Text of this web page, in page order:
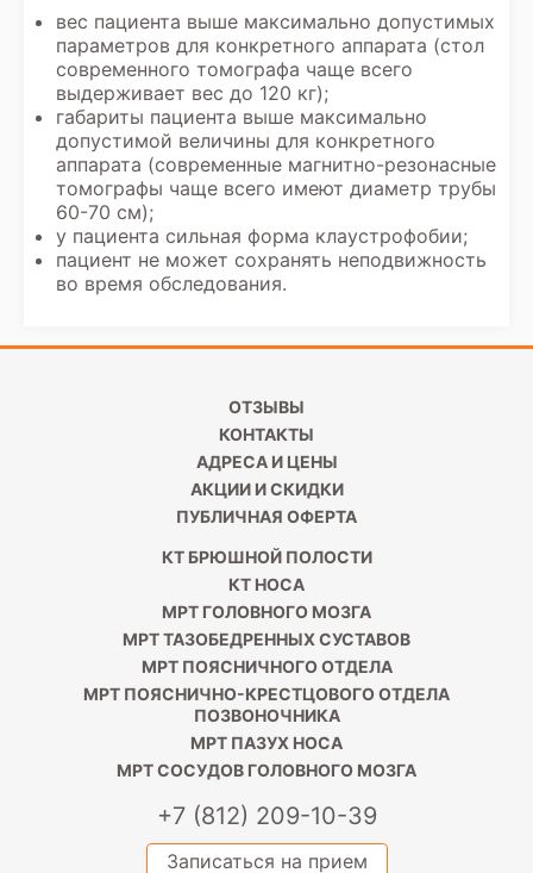
вес пациента выше максимально допустимых
параметров для конкретного аппарата (стол
современного томографа чаще всего
выдерживает вес до 120 кг);
габариты пациента выше максимально
допустимой величины для конкретного
аппарата (современные магнитно-резонасные
томографы чаще всего имеют диаметр трубы
60-70 см);
у пациента сильная форма клаустрофобии;
пациент не может сохранять неподвижность
во время обследования.
ОТЗЫВЫ
КОНТАКТЫ
АДРЕСА И ЦЕНЫ
АКЦИИ И СКИДКИ
ПУБЛИЧНАЯ ОФЕРТА
КТ БРЮШНОЙ ПОЛОСТИ
КТ НОСА
МРТ ГОЛОВНОГО МОЗГА
МРТ ТАЗОБЕДРЕННЫХ СУСТАВОВ
МРТ ПОЯСНИЧНОГО ОТДЕЛА
МРТ ПОЯСНИЧНО-КРЕСТЦОВОГО ОТДЕЛА
ПОЗВОНОЧНИКА
МРТ ПАЗУХ НОСА
МРТ СОСУДОВ ГОЛОВНОГО МОЗГА
+7 (812) 209-10-39
Записаться на прием